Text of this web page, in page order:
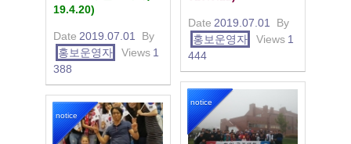
Date 2019.07.01
By
홍보운영자
Views 1
444
19.4.20)
Date 2019.07.01
By
홍보운영자
Views 1
388
notice
notice